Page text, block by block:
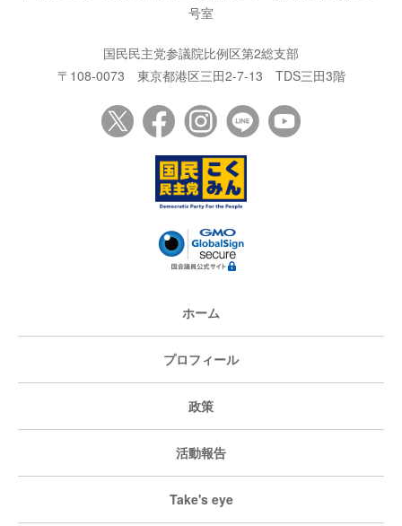
号室
国民民主党参議院比例区第2総支部
〒108-0073
東京都港区三田2-7-13 TDS三田3階
ホーム
プロフィール
政策
活動報告
Take's eye